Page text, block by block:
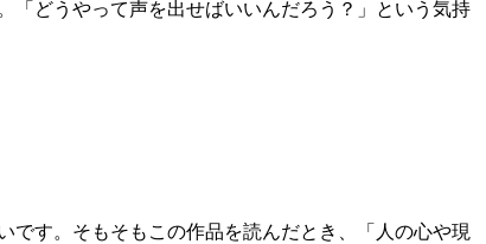
どうやって声を出せばいいんだろう？」という気持
です。そもそもこの作品を読んだとき、「人の心や現